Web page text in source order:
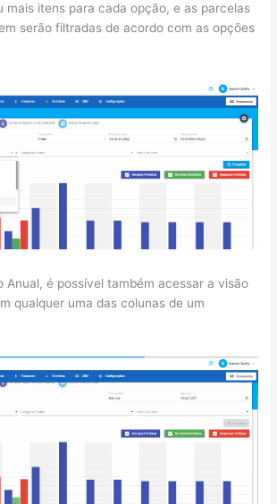
mais itens para cada opção, e as parcelas
serão filtradas de acordo com as opções
Anual, é possível também acessar a visão
qualquer uma das colunas de um